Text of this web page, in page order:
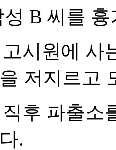
성 B 씨를
시원에 사
저지르고
후 파출소
.